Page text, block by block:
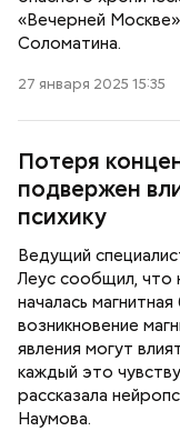
«Вечерней
Соломатина.
27 января 2025 15:35
Потеря
подвержен
психику
Ведущий
Леус сообщил, что
началась
возникновение
явления могут
каждый это
рассказала
Наумова.